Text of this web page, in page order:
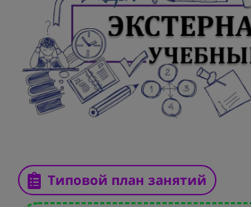
Типовой план занятий